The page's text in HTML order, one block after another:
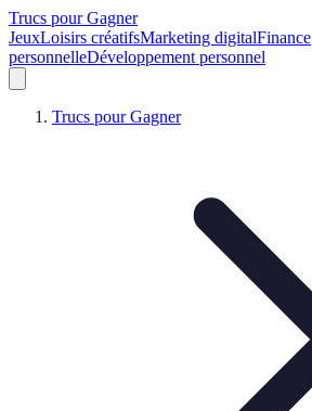
Trucs pour Gagner
JeuxLoisirs créatifsMarketing digitalFinance
personnelleDéveloppement personnel
Trucs pour Gagner